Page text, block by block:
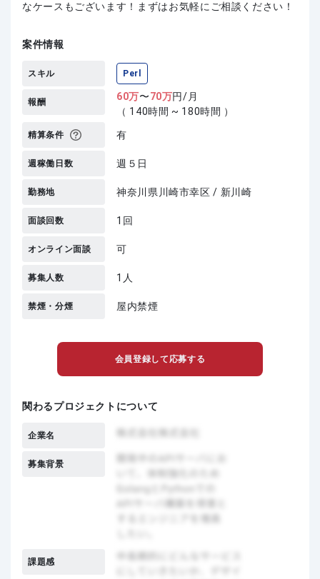
なケースもございます！まずはお気軽にご相談ください！
案件情報
スキル Perl
報酬 60万〜70万円/月
（ 140時間 ~ 180時間 ）
精算条件 有
週稼働日数 週５日
勤務地 神奈川県川崎市幸区 / 新川崎
面談回数 1回
オンライン面談 可
募集人数 1人
禁煙・分煙 屋内禁煙
会員登録して応募する
関わるプロジェクトについて
企業名
募集背景
課題感